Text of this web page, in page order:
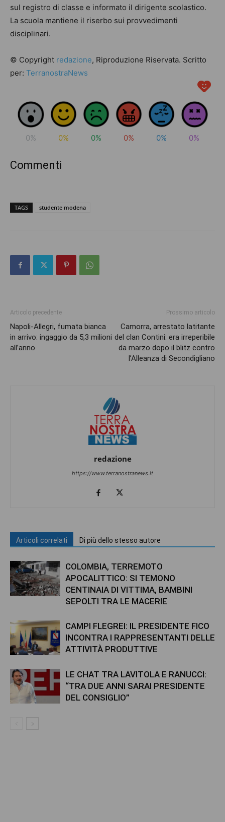
sul registro di classe e informato il dirigente scolastico.
La scuola mantiene il riserbo sui provvedimenti
disciplinari.
© Copyright redazione, Riproduzione Riservata. Scritto
per: TerranostraNews
0% 0% 0% 0% 0% 0%
Commenti
TAGS studente modena
Articolo precedente
Napoli-Allegri, fumata bianca
in arrivo: ingaggio da 5,3 milioni
all’anno
Prossimo articolo
Camorra, arrestato latitante
del clan Contini: era irreperibile
da marzo dopo il blitz contro
l’Alleanza di Secondigliano
redazione
https://www.terranostranews.it
Articoli correlati Di più dello stesso autore
COLOMBIA, TERREMOTO
APOCALITTICO: SI TEMONO
CENTINAIA DI VITTIMA, BAMBINI
SEPOLTI TRA LE MACERIE
CAMPI FLEGREI: IL PRESIDENTE FICO
INCONTRA I RAPPRESENTANTI DELLE
ATTIVITÀ PRODUTTIVE
LE CHAT TRA LAVITOLA E RANUCCI:
“TRA DUE ANNI SARAI PRESIDENTE
DEL CONSIGLIO”